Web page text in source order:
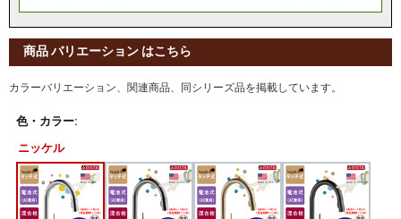
商品 バリエーション はこちら
カラーバリエーション、関連商品、同シリーズ品を掲載しています。
色・カラー:
ニッケル